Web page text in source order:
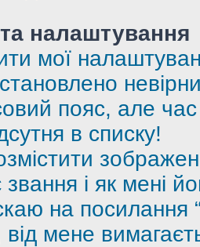
налаштування
мої
пояс, але
в списку!
і як мені
на посилання
від мене